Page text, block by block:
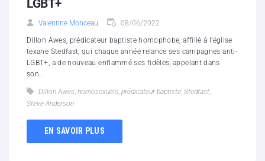
LGBT+
Valentine Monceau 08/06/2022
Dillon Awes, prédicateur baptiste homophobe, affilié à l’église
texane Stedfast, qui chaque année relance ses campagnes anti-
LGBT+, a de nouveau enflammé ses fidèles, appelant dans
son...
Dillon Awes homosexuels prédicateur baptiste Stedfast
Steve Anderson
EN SAVOIR PLUS